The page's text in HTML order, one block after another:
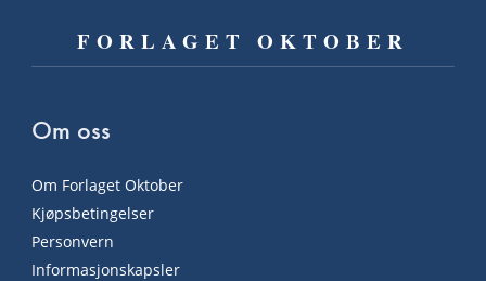
FORLAGET OKTOBER
Om oss
Om Forlaget Oktober
Kjøpsbetingelser
Personvern
Informasjonskapsler